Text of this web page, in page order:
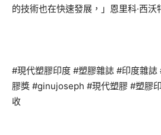
的技術也在快速發展，」恩里科·西沃
#現代塑膠印度 #塑膠雜誌 #印度雜
膠獎 #ginujoseph #現代塑膠 #塑膠
收